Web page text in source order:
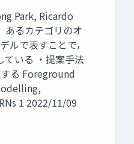
Park, Ricardo
るカテゴリのオ
で表すことで，
ている ・提案手法
る Foreground
1 2022/11/09